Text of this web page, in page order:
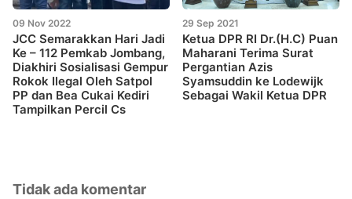
09 Nov 2022
JCC Semarakkan Hari Jadi
Ke – 112 Pemkab Jombang,
Diakhiri Sosialisasi Gempur
Rokok Ilegal Oleh Satpol
PP dan Bea Cukai Kediri
Tampilkan Percil Cs
29 Sep 2021
Ketua DPR RI Dr.(H.C) Puan
Maharani Terima Surat
Pergantian Azis
Syamsuddin ke Lodewijk
Sebagai Wakil Ketua DPR
Tidak ada komentar